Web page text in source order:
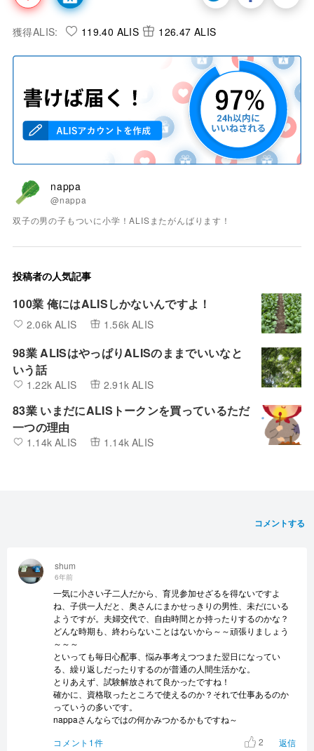
獲得ALIS: 119.40 ALIS 126.47 ALIS
nappa
@nappa
双子の男の子もついに小学！ALISまたがんばります！
投稿者の人気記事
100業 俺にはALISしかないんですよ！
2.06k ALIS 1.56k ALIS
98業 ALISはやっぱりALISのままでいいなと
いう話
1.22k ALIS 2.91k ALIS
83業 いまだにALISトークンを買っているただ
一つの理由
1.14k ALIS 1.14k ALIS
コメントする
shum
6年前
一気に小さい子二人だから、育児参加せざるを得ないですよ
ね、子供一人だと、奥さんにまかせっきりの男性、未だにいる
ようですが。夫婦交代で、自由時間とか持ったりするのかな？
どんな時期も、終わらないことはないから～～頑張りましょう
～～～
といっても毎日心配事、悩み事考えつつまた翌日になってい
る、繰り返しだったりするのが普通の人間生活かな。
とりあえず、試験解放されて良かったですね！
確かに、資格取ったところで使えるのか？それで仕事あるのか
っていうの多いです。
nappaさんならではの何かみつかるかもですね～
コメント1件
2 返信